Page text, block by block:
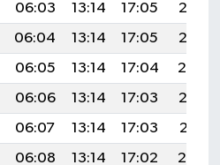
06:03 13:14 17:05
20:16
06:04 13:14 17:05
20:15
06:05 13:14 17:04
20:14
06:06 13:14 17:03
20:12
06:07 13:14 17:03
20:11
06:08 13:14 17:02
20:10